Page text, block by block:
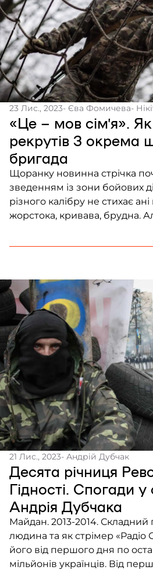
23 Лис., 2023- Єва Фомичева-
«Це – мов сімʼя».
рекрутів 3 окрема
бригада
Щоранку новинна стрічка
зведенням із зони бойових
різного калібру не стихає
жорстока, кривава, брудна.
продовжують тримати свої
задач та підсилять оборону.
[…]
21 Лис., 2023- Андрій Дубчак
Десята річниця
Гідності. Спогади у
Андрія Дубчака
Майдан. 2013-2014. Складний
людина та як стрімер «Радіо
його від першого дня по
мільйонів українців. Від